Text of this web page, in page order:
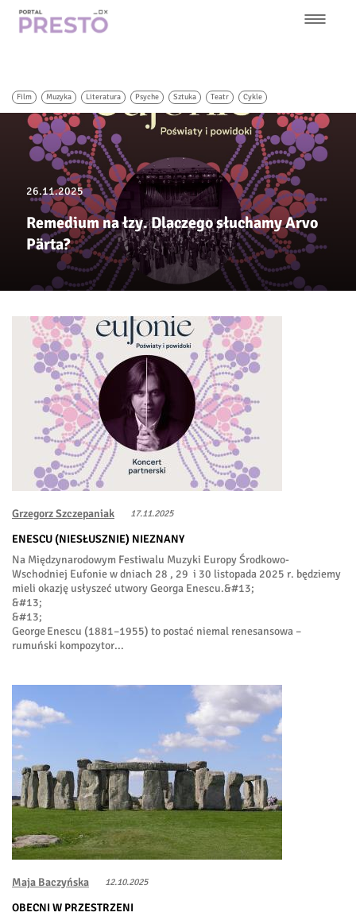
Przejdź
nawigacja
Film Muzyka Literatura Psyche Sztuka Teatr Cykle
26.11.2025
Remedium na łzy. Dlaczego słuchamy Arvo
Pärta?
Grzegorz Szczepaniak 17.11.2025
ENESCU (NIESŁUSZNIE) NIEZNANY
Na Międzynarodowym Festiwalu Muzyki Europy Środkowo-
Wschodniej Eufonie w dniach 28 , 29 i 30 listopada 2025 r. będziemy
mieli okazję usłyszeć utwory Georga Enescu.&#13;
&#13;
&#13;
George Enescu (1881–1955) to postać niemal renesansowa –
rumuński kompozytor...
Maja Baczyńska 12.10.2025
OBECNI W PRZESTRZENI